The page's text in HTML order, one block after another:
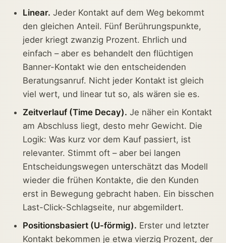
Linear. Jeder Kontakt auf dem Weg bekommt
den gleichen Anteil. Fünf Berührungspunkte,
jeder kriegt zwanzig Prozent. Ehrlich und
einfach – aber es behandelt den flüchtigen
Banner-Kontakt wie den entscheidenden
Beratungsanruf. Nicht jeder Kontakt ist gleich
viel wert, und linear tut so, als wären sie es.
Zeitverlauf (Time Decay). Je näher ein Kontakt
am Abschluss liegt, desto mehr Gewicht. Die
Logik: Was kurz vor dem Kauf passiert, ist
relevanter. Stimmt oft – aber bei langen
Entscheidungswegen unterschätzt das Modell
wieder die frühen Kontakte, die den Kunden
erst in Bewegung gebracht haben. Ein bisschen
Last-Click-Schlagseite, nur abgemildert.
Positionsbasiert (U-förmig). Erster und letzter
Kontakt bekommen je etwa vierzig Prozent, der